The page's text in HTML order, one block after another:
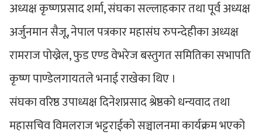
अध्यक्ष कृष्णप्रसाद शर्मा, संघका सल्लाहकार तथा पूर्व अध्यक्ष
अर्जुनमान सैजू, नेपाल पत्रकार महासंघ रुपन्देहीका अध्यक्ष
रामराज पोख्रेल, फुड एण्ड वेभरेज बस्तुगत समितिका सभापति
कृष्ण पाण्डेलगायतले भनाई राखेका थिए ।
संघका वरिष्ठ उपाध्यक्ष दिनेशप्रसाद श्रेष्ठको धन्यवाद तथा
महासचिव विमलराज भट्टराईको सञ्चालनमा कार्यक्रम भएको